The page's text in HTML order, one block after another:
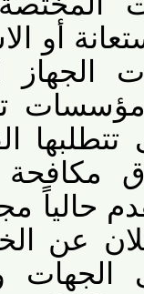
أو
مكافحة
حالياً